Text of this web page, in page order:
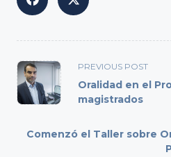
<span
class="nav-
subtitle
reader-
PREVIOUS POST
Oralidad en el
magistrados
Comenzó el Taller sobre